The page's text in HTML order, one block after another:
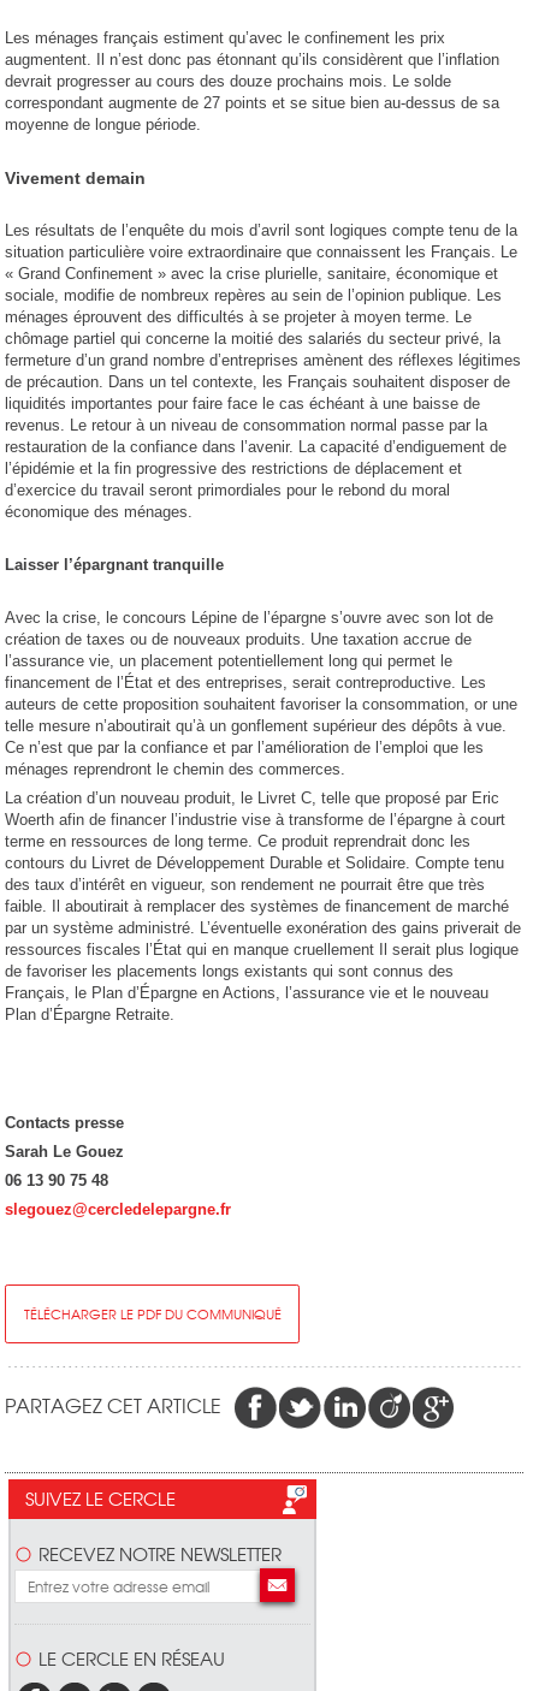
Les ménages français estiment qu’avec le confinement les prix
augmentent. Il n’est donc pas étonnant qu’ils considèrent que l’inflation
devrait progresser au cours des douze prochains mois. Le solde
correspondant augmente de 27 points et se situe bien au-dessus de sa
moyenne de longue période.
Vivement demain
Les résultats de l’enquête du mois d’avril sont logiques compte tenu de la
situation particulière voire extraordinaire que connaissent les Français. Le
« Grand Confinement » avec la crise plurielle, sanitaire, économique et
sociale, modifie de nombreux repères au sein de l’opinion publique. Les
ménages éprouvent des difficultés à se projeter à moyen terme. Le
chômage partiel qui concerne la moitié des salariés du secteur privé, la
fermeture d’un grand nombre d’entreprises amènent des réflexes légitimes
de précaution. Dans un tel contexte, les Français souhaitent disposer de
liquidités importantes pour faire face le cas échéant à une baisse de
revenus. Le retour à un niveau de consommation normal passe par la
restauration de la confiance dans l’avenir. La capacité d’endiguement de
l’épidémie et la fin progressive des restrictions de déplacement et
d’exercice du travail seront primordiales pour le rebond du moral
économique des ménages.
Laisser l’épargnant tranquille
Avec la crise, le concours Lépine de l’épargne s’ouvre avec son lot de
création de taxes ou de nouveaux produits. Une taxation accrue de
l’assurance vie, un placement potentiellement long qui permet le
financement de l’État et des entreprises, serait contreproductive. Les
auteurs de cette proposition souhaitent favoriser la consommation, or une
telle mesure n’aboutirait qu’à un gonflement supérieur des dépôts à vue.
Ce n’est que par la confiance et par l’amélioration de l’emploi que les
ménages reprendront le chemin des commerces.
La création d’un nouveau produit, le Livret C, telle que proposé par Eric
Woerth afin de financer l’industrie vise à transforme de l’épargne à court
terme en ressources de long terme. Ce produit reprendrait donc les
contours du Livret de Développement Durable et Solidaire. Compte tenu
des taux d’intérêt en vigueur, son rendement ne pourrait être que très
faible. Il aboutirait à remplacer des systèmes de financement de marché
par un système administré. L’éventuelle exonération des gains priverait de
ressources fiscales l’État qui en manque cruellement Il serait plus logique
de favoriser les placements longs existants qui sont connus des
Français, le Plan d’Épargne en Actions, l’assurance vie et le nouveau
Plan d’Épargne Retraite.
Contacts presse
Sarah Le Gouez
06 13 90 75 48
slegouez@cercledelepargne.fr
TÉLÉCHARGER LE PDF DU COMMUNIQUÉ
PARTAGEZ CET ARTICLE
SUIVEZ LE CERCLE
RECEVEZ NOTRE NEWSLETTER
LE CERCLE EN RÉSEAU